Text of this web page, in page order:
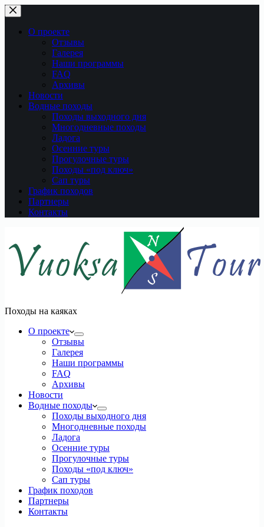
Перейти
к
сути
О проекте
Отзывы
Галерея
Наши программы
FAQ
Архивы
Новости
Водные походы
Походы выходного дня
Многодневные походы
Ладога
Осенние туры
Прогулочные туры
Походы «под ключ»
Сап туры
График походов
Партнеры
Контакты
Походы на каяках
О проекте
Отзывы
Галерея
Наши программы
FAQ
Архивы
Новости
Водные походы
Походы выходного дня
Многодневные походы
Ладога
Осенние туры
Прогулочные туры
Походы «под ключ»
Сап туры
График походов
Партнеры
Контакты